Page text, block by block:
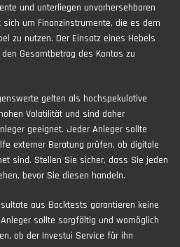
und unterliegen unvorhersehbaren
um Finanzinstrumente, die es dem
zu nutzen. Der Einsatz eines Hebels
Gesamtbetrag des Kontos zu
gelten als hochspekulative
Volatilität und sind daher
geeignet. Jeder Anleger sollte
externer Beratung prüfen, ob digitale
sind. Stellen Sie sicher, dass Sie jeden
bevor Sie diesen handeln.
aus Backtests garantieren keine
sollte sorgfältig und womöglich
ob der Investui Service für ihn